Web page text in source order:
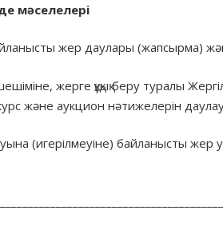
мәселелері
жер даулары (жапсырма) және
жерге құқық беру туралы
және аукцион нәтижелерін
(игерілмеуіне) байланысты жер